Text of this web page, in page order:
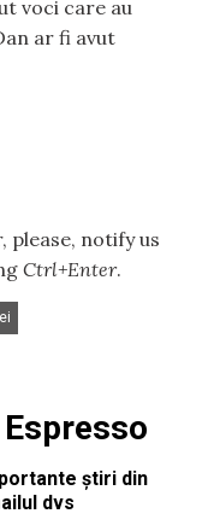
voci care au
ar fi avut
please, notify us
Ctrl+Enter.
știri din
dvs